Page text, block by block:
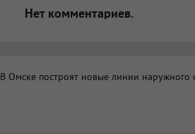
Нет комментариев.
В Омске построят новые линии наружного